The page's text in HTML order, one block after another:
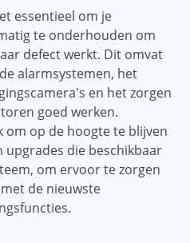
essentieel om je
te onderhouden om
defect werkt. Dit omvat
alarmsystemen, het
en het zorgen
goed werken.
om op de hoogte te blijven
upgrades die beschikbaar
om ervoor te zorgen
de nieuwste